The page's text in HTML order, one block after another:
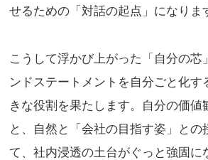
せるための「対話の起点」になりま
こうして浮かび上がった「自分の芯
ンドステートメントを自分ごと化す
きな役割を果たします。自分の価値
と、自然と「会社の目指す姿」との
て、社内浸透の土台がぐっと強固に